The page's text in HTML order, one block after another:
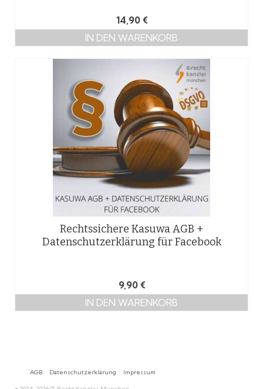
14,90 €
IN DEN WARENKORB
Rechtssichere Kasuwa AGB +
Datenschutzerklärung für Facebook
9,90 €
IN DEN WARENKORB
AGB Datenschutzerklärung Impressum